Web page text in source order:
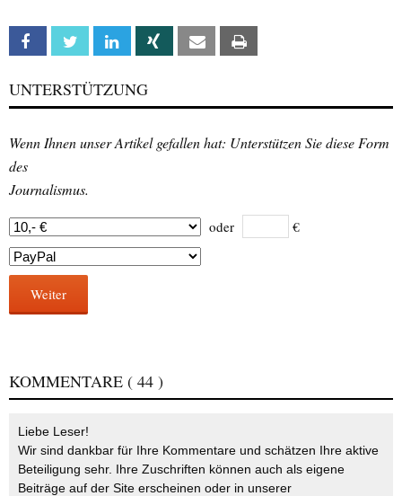
Facebook Twitter Linkedin Xing Email
UNTERSTÜTZUNG
Wenn Ihnen unser Artikel gefallen hat: Unterstützen Sie diese Form
des
Journalismus.
oder €
Weiter
KOMMENTARE ( 44 )
Liebe Leser!
Wir sind dankbar für Ihre Kommentare und schätzen Ihre aktive
Beteiligung sehr. Ihre Zuschriften können auch als eigene
Beiträge auf der Site erscheinen oder in unserer